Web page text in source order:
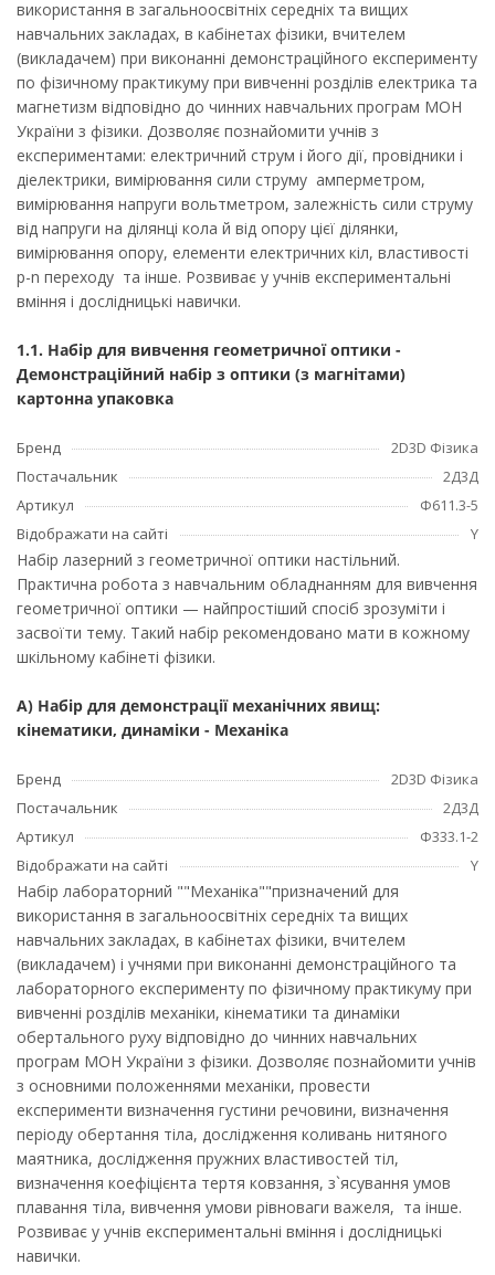
використання в загальноосвітніх середніх та вищих
навчальних закладах, в кабінетах фізики, вчителем
(викладачем) при виконанні демонстраційного експерименту
по фізичному практикуму при вивченні розділів електрика та
магнетизм відповідно до чинних навчальних програм МОН
України з фізики. Дозволяє познайомити учнів з
експериментами: електричний струм і його дії, провідники і
діелектрики, вимірювання сили струму амперметром,
вимірювання напруги вольтметром, залежність сили струму
від напруги на ділянці кола й від опору цієї ділянки,
вимірювання опору, елементи електричних кіл, властивості
р-n переходу та інше. Розвиває у учнів експериментальні
вміння i дослідницькі навички.
1.1. Набір для вивчення геометричної оптики -
Демонстраційний набір з оптики (з магнітами)
картонна упаковка
Бренд
2D3D Фізика
Постачальник
2Д3Д
Артикул
Ф611.3-5
Відображати на сайті
Y
Набір лазерний з геометричної оптики настільний.
Практична робота з навчальним обладнанням для вивчення
геометричної оптики — найпростіший спосіб зрозуміти і
засвоїти тему. Такий набір рекомендовано мати в кожному
шкільному кабінеті фізики.
А) Набір для демонстрації механічних явищ:
кінематики, динаміки - Механіка
Бренд
2D3D Фізика
Постачальник
2Д3Д
Артикул
Ф333.1-2
Відображати на сайті
Y
Набір лабораторний ""Механіка""призначений для
використання в загальноосвітніх середніх та вищих
навчальних закладах, в кабінетах фізики, вчителем
(викладачем) і учнями при виконанні демонстраційного та
лабораторного експерименту по фізичному практикуму при
вивченні розділів механіки, кінематики та динаміки
обертального руху відповідно до чинних навчальних
програм МОН України з фізики. Дозволяє познайомити учнів
з основними положеннями механіки, провести
експерименти визначення густини речовини, визначення
періоду обертання тіла, дослідження коливань нитяного
маятника, дослідження пружних властивостей тіл,
визначення коефіцієнта тертя ковзання, з`ясування умов
плавання тіла, вивчення умови рівноваги важеля, та інше.
Розвиває у учнів експериментальні вміння i дослідницькі
навички.